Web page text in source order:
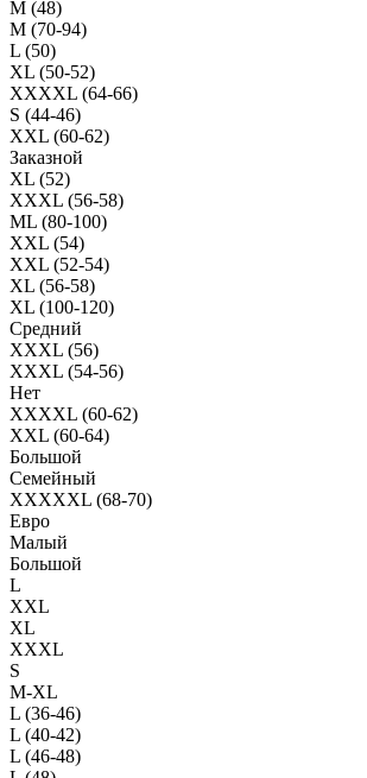
M (48)
M (70-94)
L (50)
XL (50-52)
XXXXL (64-66)
S (44-46)
XXL (60-62)
Заказной
XL (52)
XXXL (56-58)
ML (80-100)
XXL (54)
XXL (52-54)
XL (56-58)
XL (100-120)
Средний
XXXL (56)
XXXL (54-56)
Нет
XXXXL (60-62)
XXL (60-64)
Большой
Семейный
XXXXXL (68-70)
Евро
Малый
Большой
L
XXL
XL
XXXL
S
M-XL
L (36-46)
L (40-42)
L (46-48)